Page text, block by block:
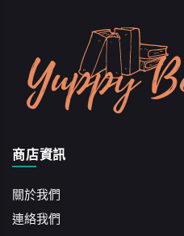
商店資訊
關於我們
連絡我們